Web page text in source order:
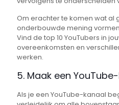
Om erachter te komen wat al
onderbouwde mening
Vind de top 10 YouTubers in
overeenkomsten en
werken.
5. Maak een
Als je een YouTube-kanaal